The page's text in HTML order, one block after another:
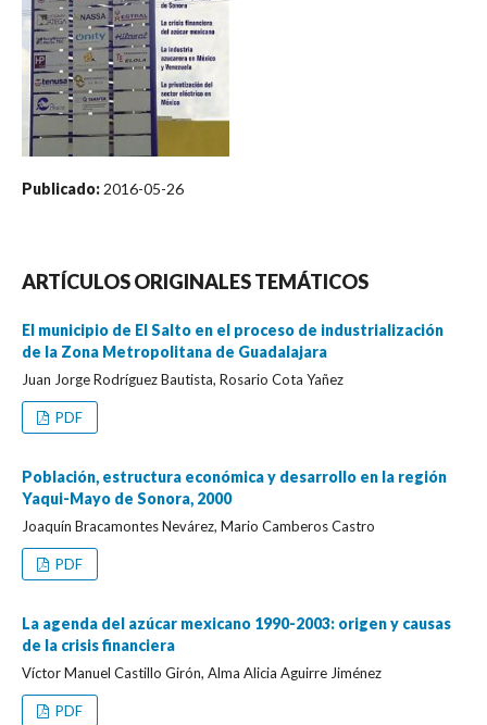
Publicado: 2016-05-26
ARTÍCULOS ORIGINALES TEMÁTICOS
El municipio de El Salto en el proceso de industrialización
de la Zona Metropolitana de Guadalajara
Juan Jorge Rodríguez Bautista, Rosario Cota Yañez
PDF
Población, estructura económica y desarrollo en la región
Yaqui-Mayo de Sonora, 2000
Joaquín Bracamontes Nevárez, Mario Camberos Castro
PDF
La agenda del azúcar mexicano 1990-2003: origen y causas
de la crisis financiera
Víctor Manuel Castillo Girón, Alma Alicia Aguirre Jiménez
PDF